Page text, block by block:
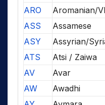
ARO
Aromanian/
ASS
Assamese
ASY
Assyrian/
ATS
Atsi / Zaiwa
AV
Avar
AW
Awadhi